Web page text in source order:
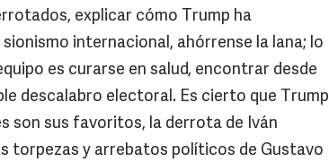
explicar cómo Trump ha
internacional, ahórrense la lana; lo
es curarse en salud, encontrar desde
descalabro electoral. Es cierto que Trump
son sus favoritos, la derrota de Iván
torpezas y arrebatos políticos de Gustavo